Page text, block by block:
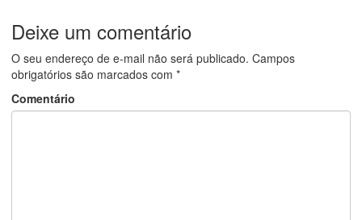
Deixe um comentário
O seu endereço de e-mail não será publicado. Campos
obrigatórios são marcados com *
Comentário